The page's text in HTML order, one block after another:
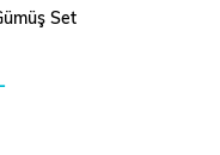
Set